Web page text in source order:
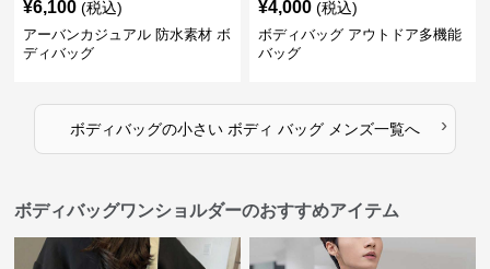
¥6,100 (税込)
アーバンカジュアル 防水素材 ボ
ディバッグ
¥4,000 (税込)
ボディバッグ アウトドア多機能
バッグ
ボディバッグの小さい ボディ バッグ メンズ一覧へ ›
ボディバッグワンショルダーのおすすめアイテム